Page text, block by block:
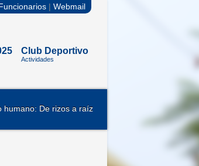
| Webmail
Club Deportivo
Actividades
humano: De rizos a raíz